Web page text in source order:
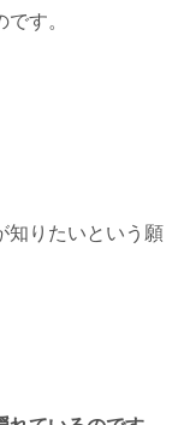
す。
知りたいという願